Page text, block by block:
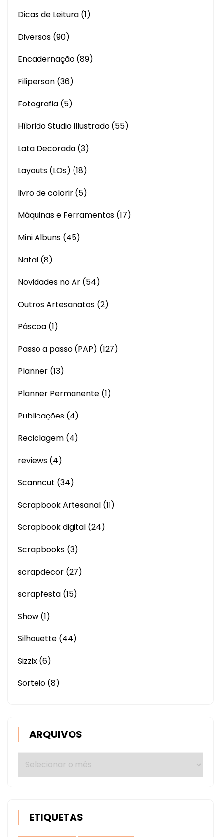
Dicas de Leitura (1)
Diversos (90)
Encadernação (89)
Filiperson (36)
Fotografia (5)
Híbrido Studio Illustrado (55)
Lata Decorada (3)
Layouts (LOs) (18)
livro de colorir (5)
Máquinas e Ferramentas (17)
Mini Albuns (45)
Natal (8)
Novidades no Ar (54)
Outros Artesanatos (2)
Páscoa (1)
Passo a passo (PAP) (127)
Planner (13)
Planner Permanente (1)
Publicações (4)
Reciclagem (4)
reviews (4)
Scanncut (34)
Scrapbook Artesanal (11)
Scrapbook digital (24)
Scrapbooks (3)
scrapdecor (27)
scrapfesta (15)
Show (1)
Silhouette (44)
Sizzix (6)
Sorteio (8)
ARQUIVOS
Arquivos
ETIQUETAS